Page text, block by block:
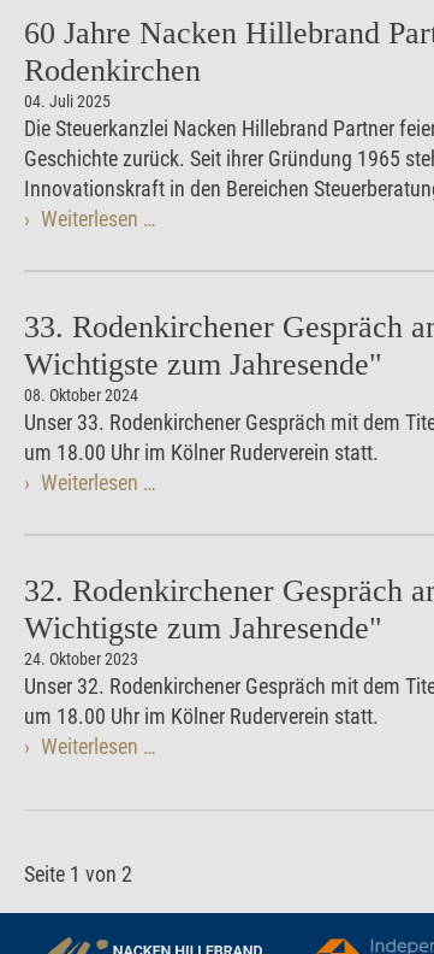
60 Jahre Nacken Hillebrand
Rodenkirchen
04. Juli 2025
Die Steuerkanzlei Nacken Hillebrand Partner
Geschichte zurück. Seit ihrer Gründung 1965
Innovationskraft in den Bereichen
zählt NHP zu den führenden Kanzleien in Köln
Weiterlesen …
33. Rodenkirchener Gespräch
Wichtigste zum Jahresende"
08. Oktober 2024
Unser 33. Rodenkirchener Gespräch mit dem
um 18.00 Uhr im Kölner Ruderverein statt.
Weiterlesen …
32. Rodenkirchener Gespräch
Wichtigste zum Jahresende"
24. Oktober 2023
Unser 32. Rodenkirchener Gespräch mit dem
um 18.00 Uhr im Kölner Ruderverein statt.
Weiterlesen …
Seite 1 von 2